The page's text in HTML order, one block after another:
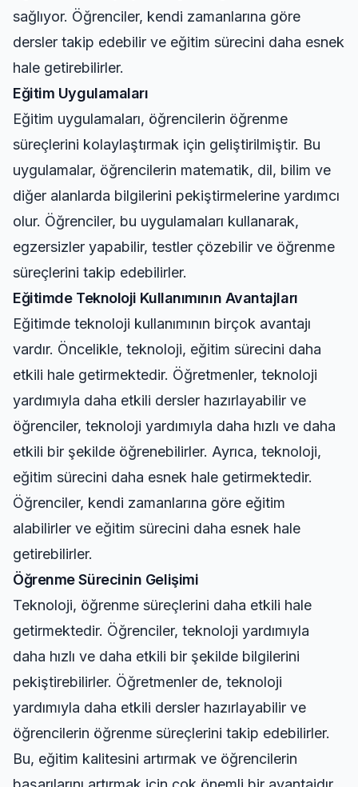
sağlıyor. Öğrenciler, kendi zamanlarına göre
dersler takip edebilir ve eğitim sürecini daha esnek
hale getirebilirler.
Eğitim Uygulamaları
Eğitim uygulamaları, öğrencilerin öğrenme
süreçlerini kolaylaştırmak için geliştirilmiştir. Bu
uygulamalar, öğrencilerin matematik, dil, bilim ve
diğer alanlarda bilgilerini pekiştirmelerine yardımcı
olur. Öğrenciler, bu uygulamaları kullanarak,
egzersizler yapabilir, testler çözebilir ve öğrenme
süreçlerini takip edebilirler.
Eğitimde Teknoloji Kullanımının Avantajları
Eğitimde teknoloji kullanımının birçok avantajı
vardır. Öncelikle, teknoloji, eğitim sürecini daha
etkili hale getirmektedir. Öğretmenler, teknoloji
yardımıyla daha etkili dersler hazırlayabilir ve
öğrenciler, teknoloji yardımıyla daha hızlı ve daha
etkili bir şekilde öğrenebilirler. Ayrıca, teknoloji,
eğitim sürecini daha esnek hale getirmektedir.
Öğrenciler, kendi zamanlarına göre eğitim
alabilirler ve eğitim sürecini daha esnek hale
getirebilirler.
Öğrenme Sürecinin Gelişimi
Teknoloji, öğrenme süreçlerini daha etkili hale
getirmektedir. Öğrenciler, teknoloji yardımıyla
daha hızlı ve daha etkili bir şekilde bilgilerini
pekiştirebilirler. Öğretmenler de, teknoloji
yardımıyla daha etkili dersler hazırlayabilir ve
öğrencilerin öğrenme süreçlerini takip edebilirler.
Bu, eğitim kalitesini artırmak ve öğrencilerin